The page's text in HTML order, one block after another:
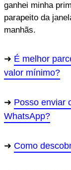
ganhei minha
parapeito da
manhãs.
É melhor
valor mínimo?
Posso enviar
WhatsApp?
Como